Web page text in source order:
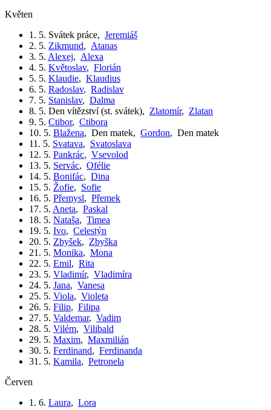
květen
1. 5. Svátek práce, Jeremiáš
2. 5. Zikmund, Atanas
3. 5. Alexej, Alexa
4. 5. Květoslav, Florián
5. 5. Klaudie, Klaudius
6. 5. Radoslav, Radislav
7. 5. Stanislav, Dalma
8. 5. Den vítězství (st. svátek), Zlatomír, Zlatan
9. 5. Ctibor, Ctibora
10. 5. Blažena, Den matek, Gordon, Den matek
11. 5. Svatava, Svatoslava
12. 5. Pankrác, Vsevolod
13. 5. Servác, Ofélie
14. 5. Bonifác, Dina
15. 5. Žofie, Sofie
16. 5. Přemysl, Přemek
17. 5. Aneta, Paskal
18. 5. Nataša, Timea
19. 5. Ivo, Celestýn
20. 5. Zbyšek, Zbyška
21. 5. Monika, Mona
22. 5. Emil, Rita
23. 5. Vladimír, Vladimíra
24. 5. Jana, Vanesa
25. 5. Viola, Violeta
26. 5. Filip, Filipa
27. 5. Valdemar, Vadim
28. 5. Vilém, Vilibald
29. 5. Maxim, Maxmilián
30. 5. Ferdinand, Ferdinanda
31. 5. Kamila, Petronela
červen
1. 6. Laura, Lora